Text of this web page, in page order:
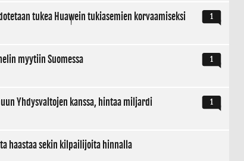
1
tukea Huawein tukiasemien korvaamiseksi
1
myytiin Suomessa
1
Yhdysvaltojen kanssa, hintaa miljardi
haastaa sekin kilpailijoita hinnalla